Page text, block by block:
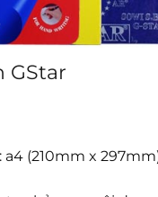
GStar
a4 (210mm x